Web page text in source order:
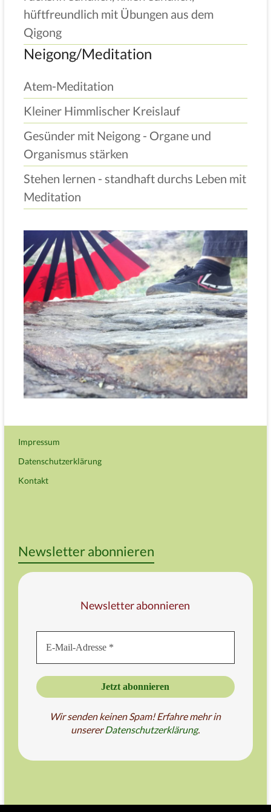
hüftfreundlich mit Übungen aus dem
Qigong
Neigong/Meditation
Atem-Meditation
Kleiner Himmlischer Kreislauf
Gesünder mit Neigong - Organe und
Organismus stärken
Stehen lernen - standhaft durchs Leben mit
Meditation
Impressum
Datenschutzerklärung
Kontakt
Newsletter abonnieren
Newsletter abonnieren
Wir senden keinen Spam! Erfahre mehr in
unsererDatenschutzerklärung.